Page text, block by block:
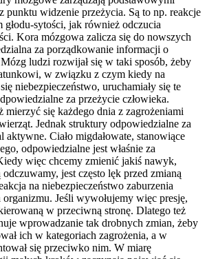
punktu widzenie przeżycia. Są to np. reakcje
sytości, jak również odczucia
Kora mózgowa zalicza się do nowszych
za porządkowanie informacji o
ludzi rozwijał się w taki sposób, żeby
w związku z czym kiedy na
niebezpieczeństwo, uruchamiały się te
za przeżycie człowieka.
się każdego dnia z zagrożeniami
Jednak struktury odpowiedzialne za
aktywne. Ciało migdałowate, stanowiące
odpowiedzialne jest właśnie za
więc chcemy zmienić jakiś nawyk,
jest często lęk przed zmianą
na niebezpieczeństwo zaburzenia
organizmu. Jeśli wywołujemy więc presję,
w przeciwną stronę. Dlatego też
wprowadzanie tak drobnych zmian, żeby
ich w kategoriach zagrożenia, a w
się przeciwko nim. W miarę